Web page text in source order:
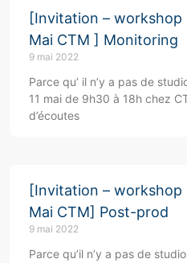
[Invitation – workshop
Mai CTM ] Monitoring
9 mai 2022
Parce qu’ il n’y a pas de
11 mai de 9h30 à 18h chez
d’écoutes
[Invitation – workshop
Mai CTM] Post-prod
9 mai 2022
Parce qu’il n’y a pas de